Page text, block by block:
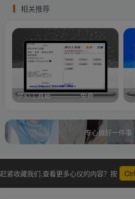
相关推荐
梦幻工具箱————-免费
专心做好一件事
赶紧收藏我们,查看更多心仪的内容？按 Ctrl